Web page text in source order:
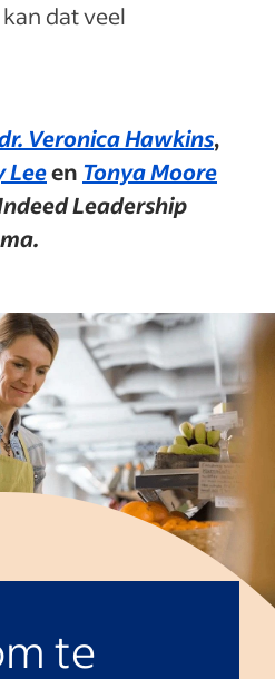
dat veel
Veronica Hawkins,
Leeen Tonya Moore
Leadership
te